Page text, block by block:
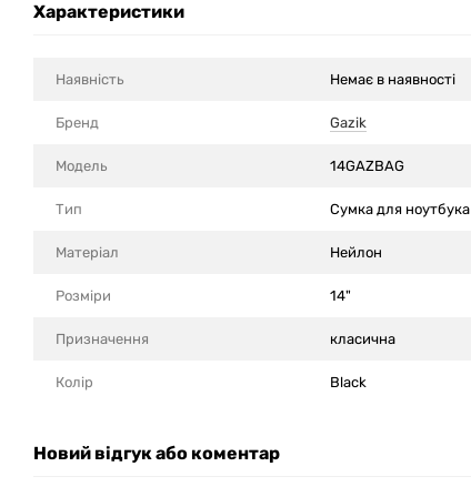
Характеристики
Наявність Немає в наявності
Бренд Gazik
Модель 14GAZBAG
Тип Сумка для ноутбука
Матеріал Нейлон
Розміри 14"
Призначення класична
Колір Black
Новий відгук або коментар